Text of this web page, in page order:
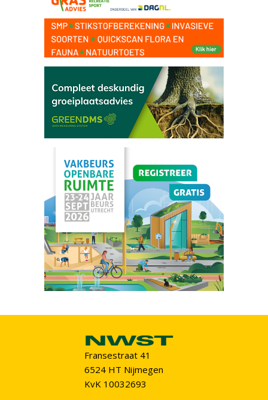
Fransestraat 41
6524 HT Nijmegen
KvK 10032693